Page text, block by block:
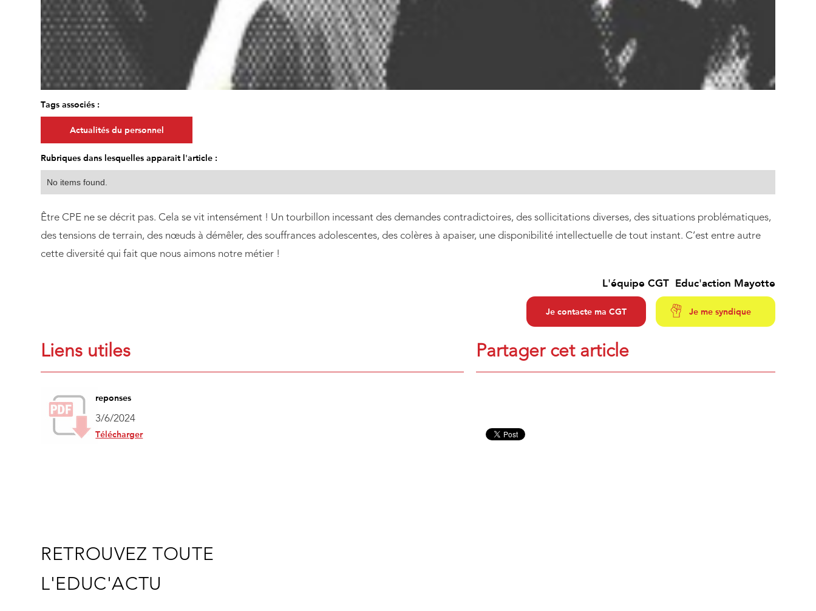
Tags associés :
Actualités du personnel
Rubriques dans lesquelles apparait l'article :
No items found.
Être CPE ne se décrit pas. Cela se vit intensément ! Un tourbillon incessant des demandes contradictoires, des sollicitations diverses, des situations problématiques,
des tensions de terrain, des nœuds à démêler, des souffrances adolescentes, des colères à apaiser, une disponibilité intellectuelle de tout instant. C’est entre autre
cette diversité qui fait que nous aimons notre métier !
L'équipe CGT Educ'action Mayotte
Je contacte ma CGT Je me syndique
Liens utiles
reponses
3/6/2024
Télécharger
Partager cet article
RETROUVEZ TOUTE
L'EDUC'ACTU